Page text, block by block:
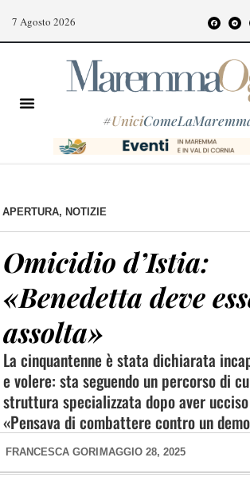
7 Agosto 2026
#Unici
APERTURA, NOTIZIE
Omicidio d’Istia:
«Benedetta deve
assolta»
La cinquantenne è stata dichiarata
e volere: sta seguendo un percorso di
struttura specializzata dopo aver
«Pensava di combattere contro un
FRANCESCA GORI MAGGIO 28, 2025